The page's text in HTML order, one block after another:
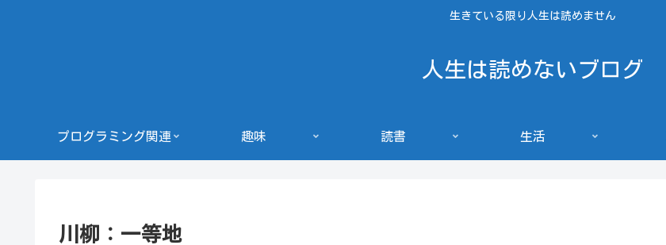
生きている限り人生は読めません
人生は読めないブログ
プログラミング関連 趣味 読書 生活
川柳：一等地